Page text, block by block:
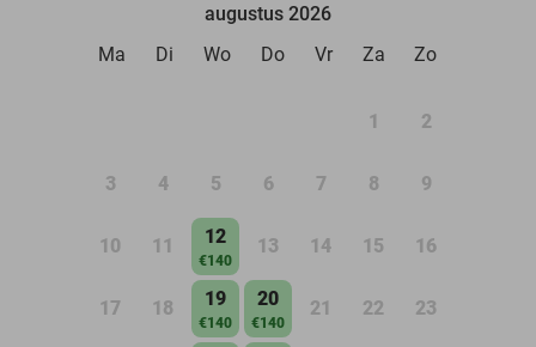
augustus 2026
Ma
Di Wo Do Vr Za Zo
1 2
3 4 5 6 7 8 9
10 11 12
€140
13 14 15 16
17 18 19
€140
20
€140
21 22 23